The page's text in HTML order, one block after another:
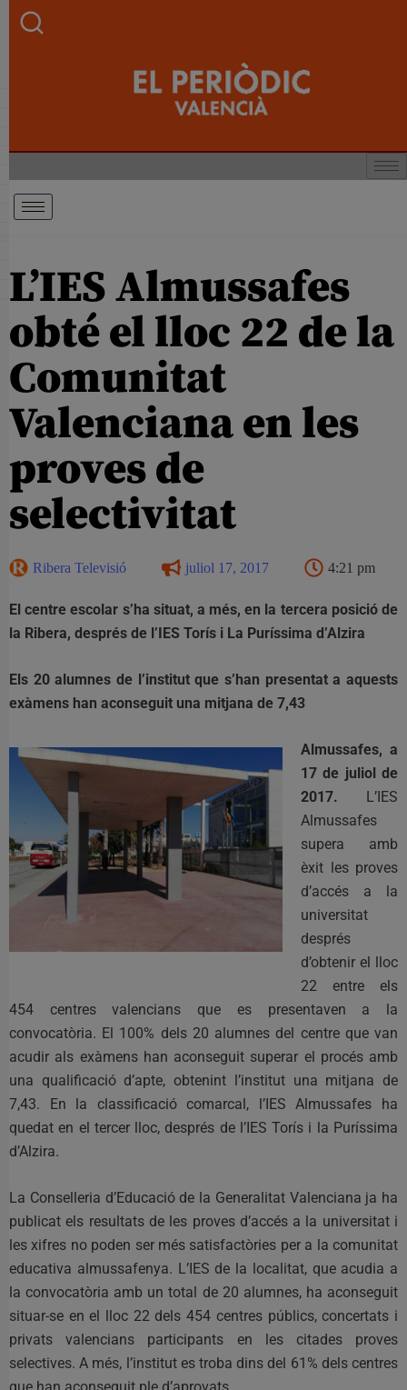
L’IES Almussafes
obté el lloc 22 de la
Comunitat
Valenciana en les
proves de
selectivitat
Ribera Televisió juliol 17, 2017 4:21 pm
El centre escolar s’ha situat, a més, en la tercera posició de
la Ribera, després de l’IES Torís i La Puríssima d’Alzira
Els 20 alumnes de l’institut que s’han presentat a aquests
exàmens han aconseguit una mitjana de 7,43
Almussafes, a
17 de juliol de
2017. L’IES
Almussafes
supera amb
èxit les proves
d’accés a la
universitat
després
d’obtenir el lloc
22 entre els
454 centres valencians que es presentaven a la
convocatòria. El 100% dels 20 alumnes del centre que van
acudir als exàmens han aconseguit superar el procés amb
una qualificació d’apte, obtenint l’institut una mitjana de
7,43. En la classificació comarcal, l’IES Almussafes ha
quedat en el tercer lloc, després de l’IES Torís i la Puríssima
d’Alzira.
La Conselleria d’Educació de la Generalitat Valenciana ja ha
publicat els resultats de les proves d’accés a la universitat i
les xifres no poden ser més satisfactòries per a la comunitat
educativa almussafenya. L’IES de la localitat, que acudia a
la convocatòria amb un total de 20 alumnes, ha aconseguit
situar-se en el lloc 22 dels 454 centres públics, concertats i
privats valencians participants en les citades proves
selectives. A més, l’institut es troba dins del 61% dels centres
que han aconseguit ple d’aprovats.